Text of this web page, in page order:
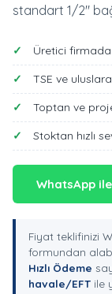
standart 1/2"
Üretici
TSE ve
Toptan ve
Stoktan hızlı
WhatsApp
Fiyat teklifinizi
formundan
Hızlı Ödeme
havale/EFT ile